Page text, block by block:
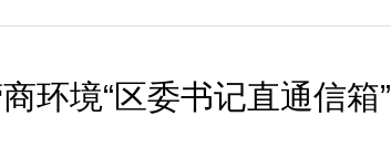
环境“区委书记直通信箱”